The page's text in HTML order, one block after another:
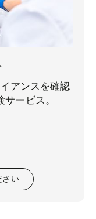
アンスを確認
ービス。
さい